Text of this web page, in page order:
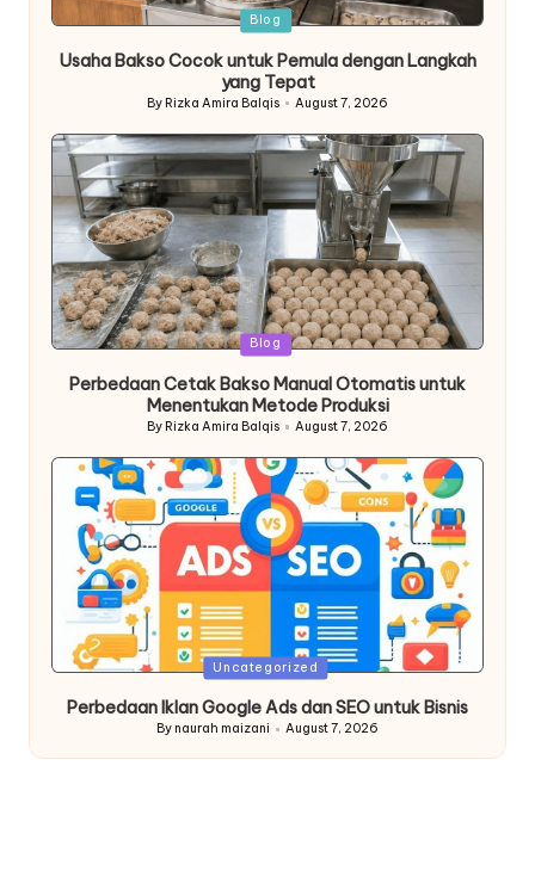
Posted
Blog
Usaha Bakso Cocok untuk Pemula dengan Langkah
yang Tepat
Posted
By Rizka Amira Balqis August 7, 2026
Posted
Blog
Perbedaan Cetak Bakso Manual Otomatis untuk
Menentukan Metode Produksi
Posted
By Rizka Amira Balqis August 7, 2026
Posted
Uncategorized
Perbedaan Iklan Google Ads dan SEO untuk Bisnis
Posted
By naurah maizani August 7, 2026